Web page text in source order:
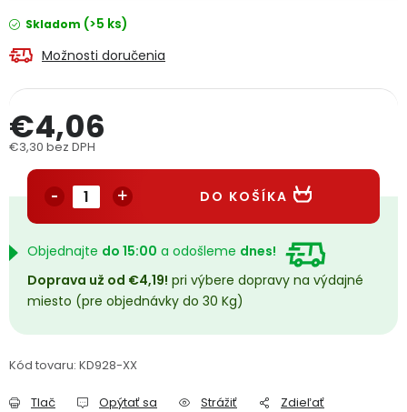
Doprava a platba
Reklamačný formulár Odstúpenie v lehote 14 dní
Obchodné podmienky Reklamačný poriadok
Podmienky ochrany osobných údajov
Přihlášení Registrace +
Skladom (>5 ks)
Možnosti doručenia
€4,06
€3,30 bez DPH
DO KOŠÍKA
Objednajte do 15:00 a odošleme dnes!
Doprava už od €4,19! pri výbere dopravy na výdajné
miesto (pre objednávky do 30 Kg)
Kód tovaru: KD928-XX
Tlač Opýtať sa Strážiť Zdieľať